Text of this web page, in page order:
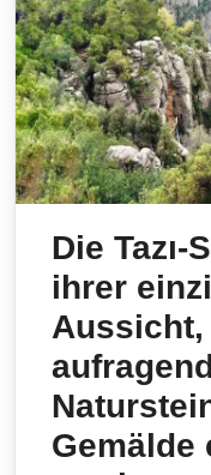
Die
ihrer
Gemälde